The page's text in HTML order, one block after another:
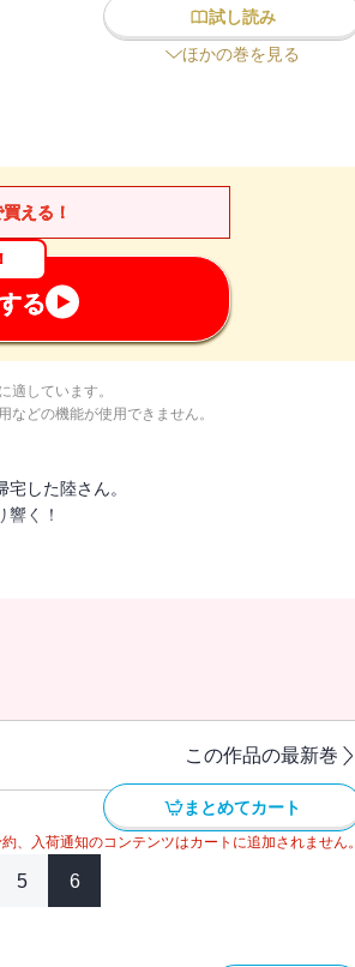
試し読み
ほかの巻を見る
える！
る
しています。
どの機能が使用できません。
した陸さん。
く！
事”どころではない異様な光景が広がってい
この作品の最新巻
まとめてカート
、入荷通知のコンテンツはカートに追加されません。
5 6